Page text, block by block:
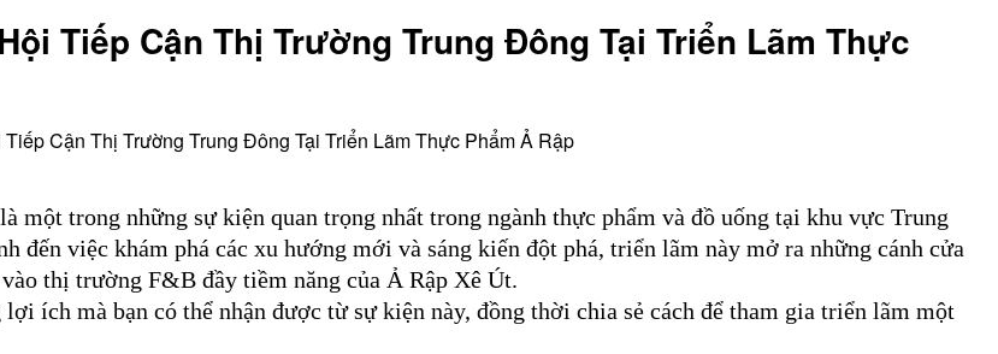
Tiếp Cận Thị Trường Trung Đông Tại Triển Lãm Thực
Cận Thị Trường Trung Đông Tại Triển Lãm Thực Phẩm Ả Rập
một trong những sự kiện quan trọng nhất trong ngành thực phẩm và đồ uống tại khu vực Trung
đến việc khám phá các xu hướng mới và sáng kiến đột phá, triển lãm này mở ra những cánh cửa
thị trường F&B đầy tiềm năng của Ả Rập Xê Út.
ích mà bạn có thể nhận được từ sự kiện này, đồng thời chia sẻ cách để tham gia triển lãm một